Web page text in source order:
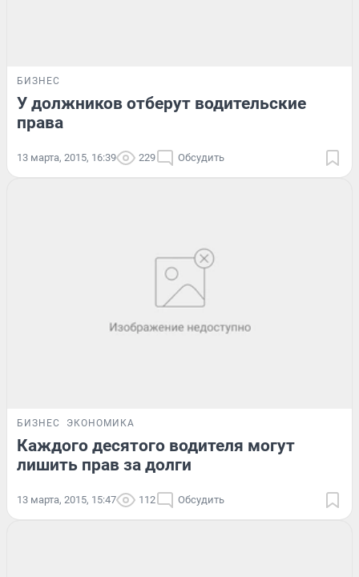
БИЗНЕС
У должников отберут водительские
права
13 марта, 2015, 16:39 229 Обсудить
БИЗНЕС ЭКОНОМИКА
Каждого десятого водителя могут
лишить прав за долги
13 марта, 2015, 15:47 112 Обсудить